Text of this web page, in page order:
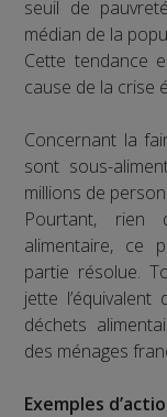
seuil de
médian de la
Cette tendance
cause de la crise
Concernant la
sont sous-
millions de
Pourtant, rien
alimentaire, ce
partie résolue.
jette
déchets
des ménages
Exemples